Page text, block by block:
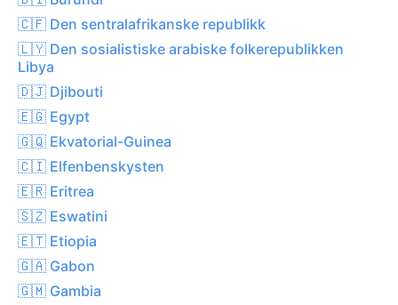
🇨🇫 Den sentralafrikanske republikk
🇱🇾 Den sosialistiske arabiske folkerepublikken
Libya
🇩🇯 Djibouti
🇪🇬 Egypt
🇬🇶 Ekvatorial-Guinea
🇨🇮 Elfenbenskysten
🇪🇷 Eritrea
🇸🇿 Eswatini
🇪🇹 Etiopia
🇬🇦 Gabon
🇬🇲 Gambia